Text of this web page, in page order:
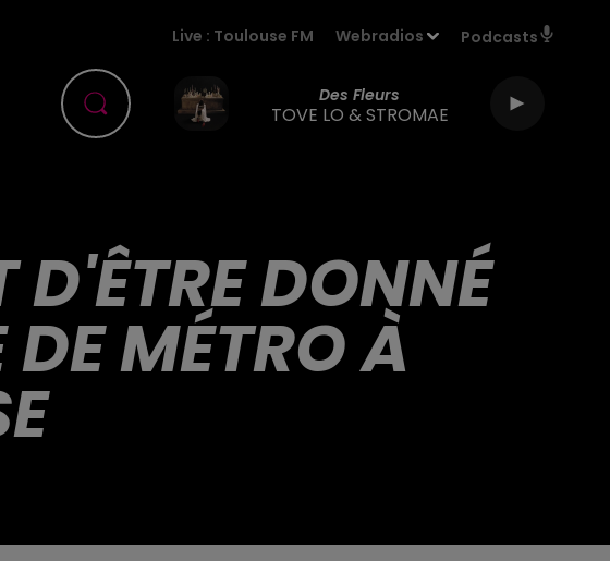
Live : Toulouse FM Webradios Podcasts
Des Fleurs
TOVE LO & STROMAE
DONNÉ
MÉTRO À